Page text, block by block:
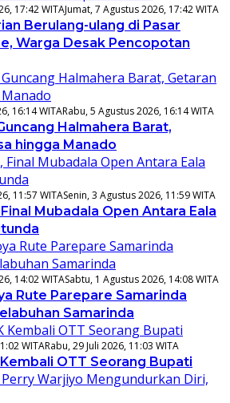
17:42 WITAJumat, 7 Agustus 2026, 17:42 WITA
Berulang-ulang di Pasar
Warga Desak Pencopotan
16:14 WITARabu, 5 Agustus 2026, 16:14 WITA
Halmahera Barat,
hingga Manado
11:57 WITASenin, 3 Agustus 2026, 11:59 WITA
Mubadala Open Antara Eala
14:02 WITASabtu, 1 Agustus 2026, 14:08 WITA
Rute Parepare Samarinda
Samarinda
WITARabu, 29 Juli 2026, 11:03 WITA
OTT Seorang Bupati